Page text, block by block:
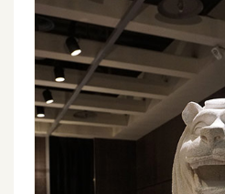
c
e
金
流
流